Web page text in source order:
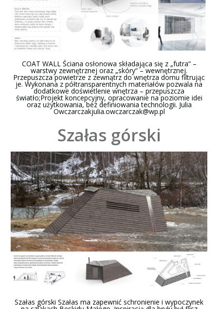
COAT WALL Ściana osłonowa składająca się z „futra“ –
warstwy zewnętrznej oraz „skóry“ – wewnętrznej.
Przepuszcza powietrze z zewnątrz do wnętrza domu filtrując
je. Wykonana z półtransparentnych materiałów pozwala na
dodatkowe doświetlenie wnętrza – przepuszcza
światło;Projekt koncepcyjny, opracowanie na poziomie idei
oraz użytkowania, bez definiowania technologii. Julia
Owczarczakjulia.owczarczak@wp.pl
Szałas górski
Szałas górski Szałas ma zapewnić schronienie i wypoczynek